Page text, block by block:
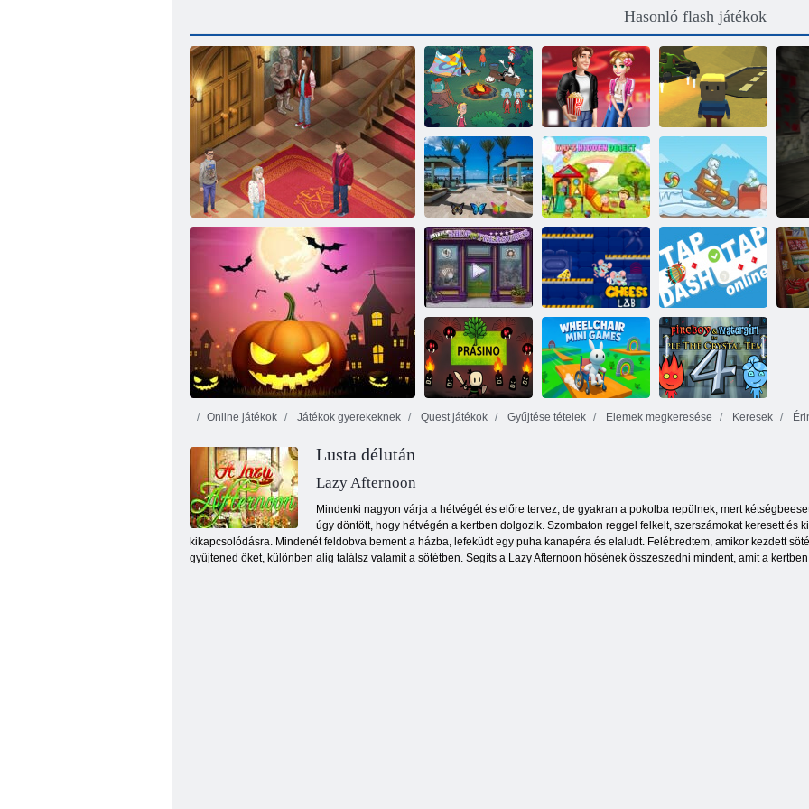
Hasonló flash játékok
Evermoor A Thread of Fate
A macska a
kalap sokat tud
róla! Camp ideje
Valentin nap a
mozi
Kogama A Case
Ghost ház
Keressen 100
pillangót
Gyerekek rejtett
tárgy
Ijesztő Halloween Party
Keresse meg a
Candy: Winter
Kis kincsek
üzlete
Sakklaboratórium
Koppintson a
Dash Online
elemre
Online játékok Játékok gyerekeknek Quest játékok Gyűjtése tételek Elemek megkeresése Keresek
Lusta délután
Lazy Afternoon
Mindenki nagyon várja a hétvégét és előre tervez, de gyakran a pokolba repülnek, mert
úgy döntött, hogy hétvégén a kertben dolgozik. Szombaton reggel felkelt, szerszámokat keresett
kikapcsolódásra. Mindenét feldobva bement a házba, lefeküdt egy puha kanapéra és elaludt. Felébredtem, amikor kezdett
gyűjtened őket, különben alig találsz valamit a sötétben. Segíts a Lazy Afternoon hősének összeszedni mindent, amit a